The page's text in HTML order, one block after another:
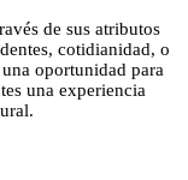
de sus atributos
cotidianidad, o
oportunidad para
una experiencia